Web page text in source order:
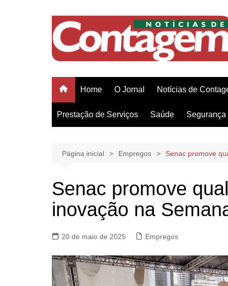
Home O Jornal Notícias de
Prestação de Serviços Saúde
Página inicial Empregos Senac promove
Senac promove
inovação na
20 de maio de 2025 Empregos